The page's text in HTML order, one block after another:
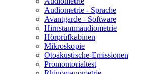
Audiometrie - Sprache
Avantgarde - Software
Hirnstammaudiometrie
Hörprüfkabinen
Mikroskopie
Otoakustische-Emissionen
Promontorialtest